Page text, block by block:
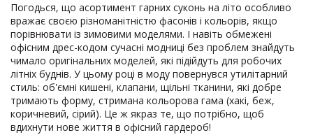
Погодься, що асортимент гарних суконь на літо особливо
вражає своєю різноманітністю фасонів і кольорів, якщо
порівнювати із зимовими моделями. І навіть обмежені
офісним дрес-кодом сучасні модниці без проблем знайдуть
чимало оригінальних моделей, які підійдуть для робочих
літніх буднів. У цьому році в моду повернувся утилітарний
стиль: об'ємні кишені, клапани, щільні тканини, які добре
тримають форму, стримана кольорова гама (хакі, беж,
коричневий, сірий). Це ж якраз те, що потрібно, щоб
вдихнути нове життя в офісний гардероб!